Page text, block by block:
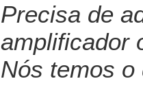
Precisa de
amplificador
Nós temos o